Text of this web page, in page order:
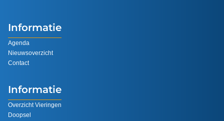
Informatie
Agenda
Nieuwsoverzicht
Contact
Informatie
Overzicht Vieringen
Doopsel